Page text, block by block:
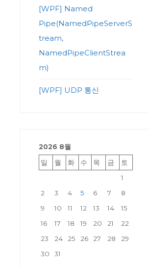
[WPF] Named
Pipe(NamedPipeServerS
tream,
NamedPipeClientStrea
m)
[WPF] UDP 통신
2026 8월
일 월 화 수 목 금
토
1
2
3 4 5 6 7
8
9
10 11 12 13 14
15
16
17 18 19 20 21
22
23
24 25 26 27 28
29
30
31